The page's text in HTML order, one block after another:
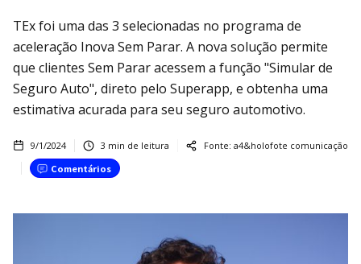
TEx foi uma das 3 selecionadas no programa de
aceleração Inova Sem Parar. A nova solução permite
que clientes Sem Parar acessem a função "Simular de
Seguro Auto", direto pelo Superapp, e obtenha uma
estimativa acurada para seu seguro automotivo.
9/1/2024 3 min de leitura Fonte: a4&holofote comunicação
Comentários